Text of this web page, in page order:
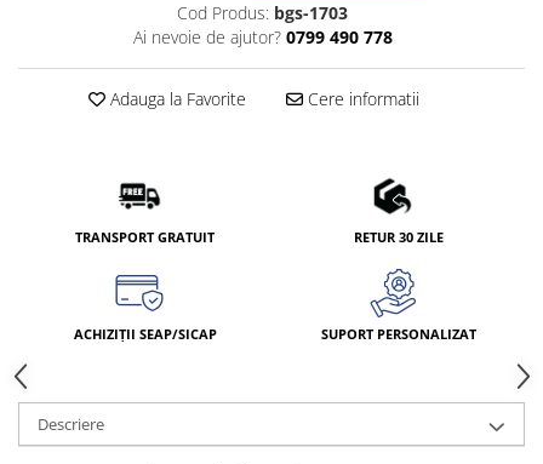
Cod Produs: bgs-1703
Ai nevoie de ajutor? 0799 490 778
Adauga la Favorite Cere informatii
TRANSPORT GRATUIT RETUR 30 ZILE
ACHIZIȚII SEAP/SICAP SUPORT PERSONALIZAT
Descriere